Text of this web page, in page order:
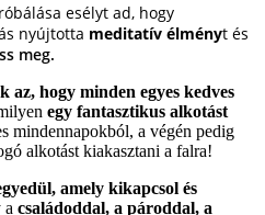
esélyt ad, hogy
nyújtotta meditatív élményt és
meg.
az, hogy minden egyes kedves
egy fantasztikus alkotást
mindennapokból, a végén pedig
alkotást kiakasztani a falra!
amely kikapcsol és
a családoddal, a pároddal, a